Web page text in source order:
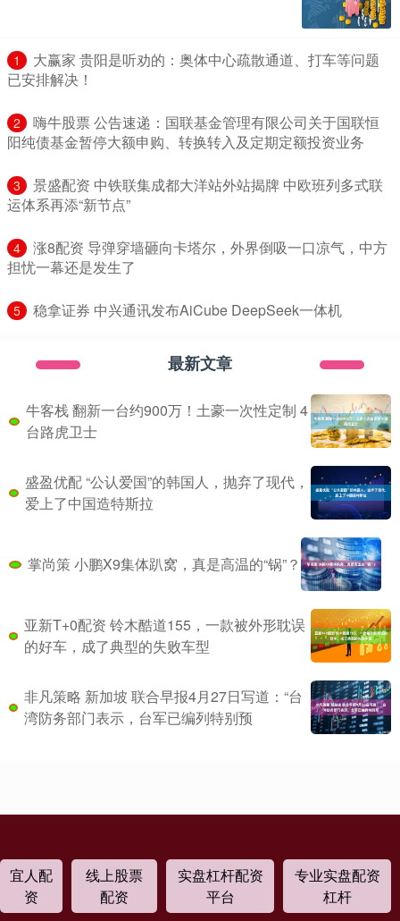
1
​大赢家 贵阳是听劝的：奥体中心疏散通道、打车等问题
已安排解决！
2
​嗨牛股票 公告速递：国联基金管理有限公司关于国联恒
阳纯债基金暂停大额申购、转换转入及定期定额投资业务
3
​景盛配资 中铁联集成都大洋站外站揭牌 中欧班列多式联
运体系再添“新节点”
4
​涨8配资 导弹穿墙砸向卡塔尔，外界倒吸一口凉气，中方
担忧一幕还是发生了
5 ​稳拿证券 中兴通讯发布AiCube DeepSeek一体机
最新文章
牛客栈 翻新一台约900万！土豪一次性定制 4
台路虎卫士
盛盈优配 “公认爱国”的韩国人，抛弃了现代，
爱上了中国造特斯拉
掌尚策 小鹏X9集体趴窝，真是高温的“锅”？
亚新T+0配资 铃木酷道155，一款被外形耽误
的好车，成了典型的失败车型
非凡策略 新加坡 联合早报4月27日写道：“台
湾防务部门表示，台军已编列特别预
宜人配
资
线上股票
配资
实盘杠杆配资
平台
专业实盘配资
杠杆